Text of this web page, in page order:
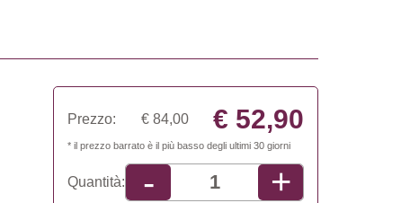
Prezzo: € 84,00 € 52,90
* il prezzo barrato è il più basso degli ultimi 30 giorni
Quantità: - +